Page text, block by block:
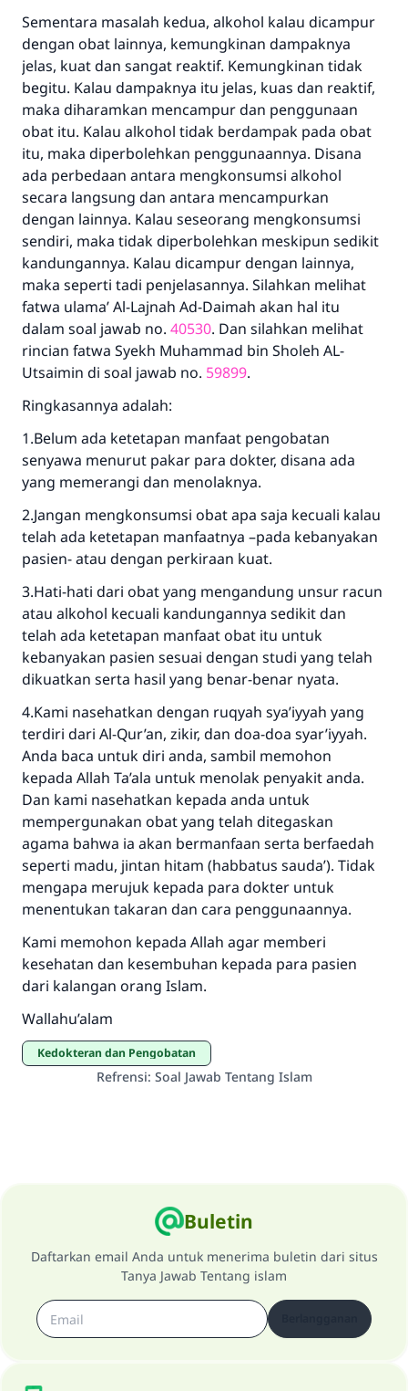
Sementara masalah kedua, alkohol kalau dicampur
dengan obat lainnya, kemungkinan dampaknya
jelas, kuat dan sangat reaktif. Kemungkinan tidak
begitu. Kalau dampaknya itu jelas, kuas dan reaktif,
maka diharamkan mencampur dan penggunaan
obat itu. Kalau alkohol tidak berdampak pada obat
itu, maka diperbolehkan penggunaannya. Disana
ada perbedaan antara mengkonsumsi alkohol
secara langsung dan antara mencampurkan
dengan lainnya. Kalau seseorang mengkonsumsi
sendiri, maka tidak diperbolehkan meskipun sedikit
kandungannya. Kalau dicampur dengan lainnya,
maka seperti tadi penjelasannya. Silahkan melihat
fatwa ulama’ Al-Lajnah Ad-Daimah akan hal itu
dalam soal jawab no. 40530. Dan silahkan melihat
rincian fatwa Syekh Muhammad bin Sholeh AL-
Utsaimin di soal jawab no. 59899.
Ringkasannya adalah:
1.Belum ada ketetapan manfaat pengobatan
senyawa menurut pakar para dokter, disana ada
yang memerangi dan menolaknya.
2.Jangan mengkonsumsi obat apa saja kecuali kalau
telah ada ketetapan manfaatnya –pada kebanyakan
pasien- atau dengan perkiraan kuat.
3.Hati-hati dari obat yang mengandung unsur racun
atau alkohol kecuali kandungannya sedikit dan
telah ada ketetapan manfaat obat itu untuk
kebanyakan pasien sesuai dengan studi yang telah
dikuatkan serta hasil yang benar-benar nyata.
4.Kami nasehatkan dengan ruqyah sya’iyyah yang
terdiri dari Al-Qur’an, zikir, dan doa-doa syar’iyyah.
Anda baca untuk diri anda, sambil memohon
kepada Allah Ta’ala untuk menolak penyakit anda.
Dan kami nasehatkan kepada anda untuk
mempergunakan obat yang telah ditegaskan
agama bahwa ia akan bermanfaan serta berfaedah
seperti madu, jintan hitam (habbatus sauda’). Tidak
mengapa merujuk kepada para dokter untuk
menentukan takaran dan cara penggunaannya.
Kami memohon kepada Allah agar memberi
kesehatan dan kesembuhan kepada para pasien
dari kalangan orang Islam.
Wallahu’alam
Kedokteran dan Pengobatan
Refrensi: Soal Jawab Tentang Islam
Buletin
Daftarkan email Anda untuk menerima buletin dari situs
Tanya Jawab Tentang islam